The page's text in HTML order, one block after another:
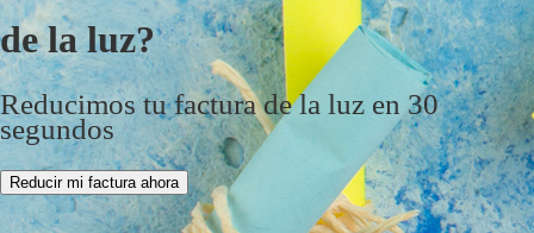
de la luz?
Reducimos tu factura de la luz en 30
segundos
Reducir mi factura ahora